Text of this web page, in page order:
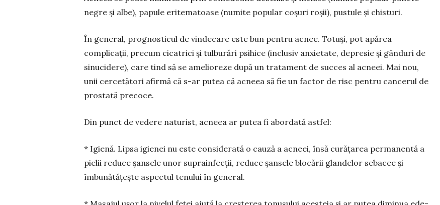
negre și albe), papule eritematoase (numite popular coșuri ro­șii), pustule și chisturi.
În general, prognosticul de vindecare este bun pentru acnee. Totuși, pot apărea
complicații, pre­cum cicatrici și tulburări psihice (inclusiv anxie­tate, depresie și gânduri de
sinucidere), care tind să se amelioreze după un tratament de succes al acneei. Mai nou,
unii cercetători afirmă că s-ar putea că acneea să fie un factor de risc pentru cancerul de
prostată precoce.
Din punct de vedere naturist, acneea ar putea fi abordată astfel:
* Igienă. Lipsa igienei nu este considerată o cauză a acneei, însă curățarea permanentă a
pielii reduce șansele unor suprainfecții, reduce șansele blocării glandelor sebacee și
îmbunătățește as­pec­­tul tenului în general.